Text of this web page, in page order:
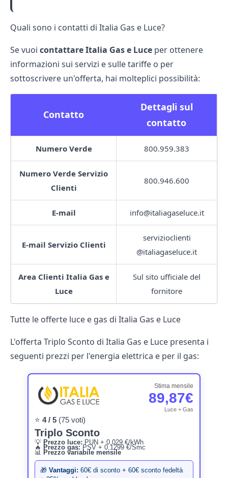
Quali sono i contatti di Italia Gas e Luce?
Se vuoi contattare Italia Gas e Luce per ottenere
informazioni sui servizi e sulle tariffe o per
sottoscrivere un'offerta, hai molteplici possibilità:
Contatto
Dettagli sul
contatto
Numero Verde 800.959.383
Numero Verde Servizio
Clienti
800.946.600
E-mail info@italiagaseluce.it
E-mail Servizio Clienti
servizioclienti
@italiagaseluce.it
Area Clienti Italia Gas e
Luce
Sul sito ufficiale del
fornitore
Tutte le offerte luce e gas di Italia Gas e Luce
L'offerta Triplo Sconto di Italia Gas e Luce presenta i
seguenti prezzi per l'energia elettrica e per il gas:
⭐ 4 / 5(75 voti)
Triplo Sconto
Stima mensile
89,87€
Luce + Gas
💡 Prezzo luce: PUN + 0,029 €/kWh
🔥 Prezzo gas: PSV + 0,1299 €/Smc
📊 Prezzo variabile mensile
🎁 Vantaggi: 60€ di sconto + 60€ sconto fedeltà